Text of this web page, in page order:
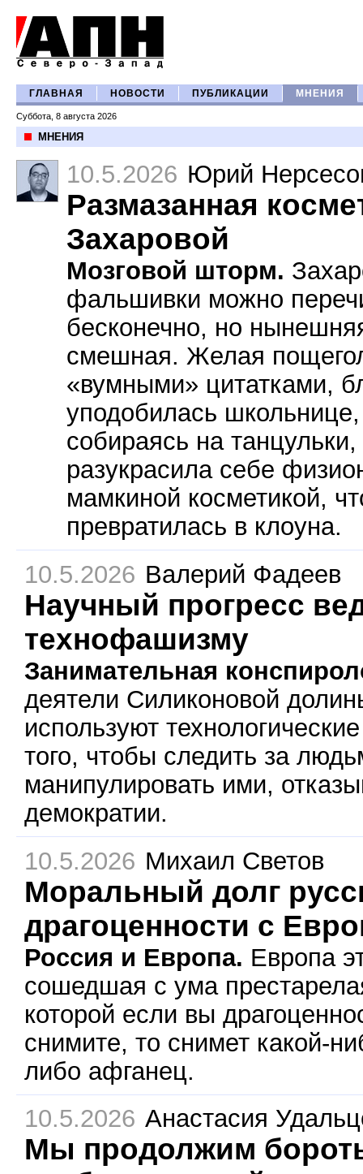
ГЛАВНАЯ НОВОСТИ ПУБЛИКАЦИИ МНЕНИЯ
Суббота, 8 августа 2026
МНЕНИЯ
10.5.2026 Юрий
Размазанная
Захаровой
Мозговой шторм.
фальшивки можно
бесконечно, но
смешная. Желая
«вумными» цитатками,
уподобилась школьнице,
собираясь на танцульки,
разукрасила себе
мамкиной косметикой,
превратилась в клоуна.
10.5.2026 Валерий Фадеев
Научный прогресс
технофашизму
Занимательная
деятели Силиконовой
используют
того, чтобы следить за
манипулировать ими,
демократии.
10.5.2026 Михаил Светов
Моральный долг
драгоценности с
Россия и Европа. Европа
сошедшая с ума
которой если вы
снимите, то снимет какой-
либо афганец.
10.5.2026 Анастасия
Мы продолжим